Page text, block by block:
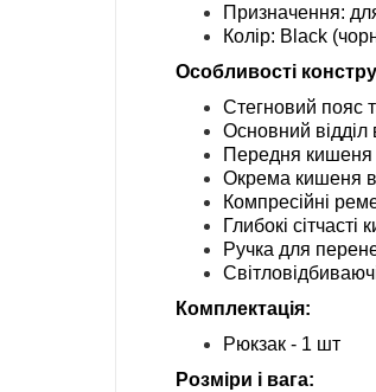
Призначення:
Колір: Black
Особливості
Стегновий пояс
Основний
Передня кишеня
Окрема кишеня в
Компресійні
Глибокі сітчасті
Ручка для
Комплектація:
Рюкзак - 1 шт
Розміри і вага: